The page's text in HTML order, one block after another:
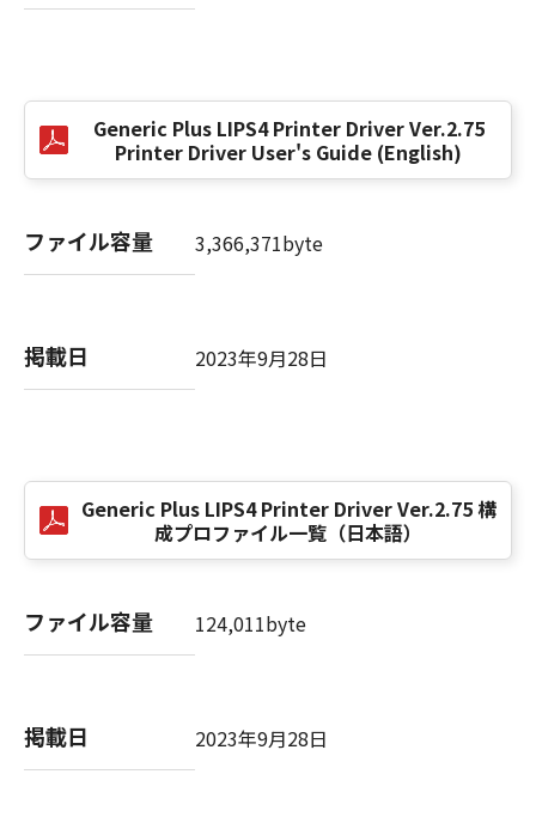
した場合、速やかに、「本ソフトウェア」およ
びその複製物のすべてを廃棄または消去するも
のとします。
定は、本契約書の終了後も効力を有します。
“米国政府エンドユーザー”とは、米国政府の機
関また団体を意味します。もしお客様が米国政
item," as that term is defined at 48 C.F.R.
2.101 (Oct 1995), consisting of "commercial
computer software" and "commercial
computer software documentation," as such
Consistent with 48 C.F.R. 12.212 and 48 C.F.R.
227.7202-1 through 227.7202-4 (June 1995),
forth herein. The manufacturer is Canon
Inc./30-2, Shimomaruko 3-chome, Ohta-ku,
Generic Plus LIPS4 Printer Driver Ver.2.75
Printer Driver User's Guide (English)
ファイル容量 3,366,371byte
掲載日 2023年9月28日
Generic Plus LIPS4 Printer Driver Ver.2.75 構
成プロファイル一覧（日本語）
ファイル容量 124,011byte
掲載日 2023年9月28日